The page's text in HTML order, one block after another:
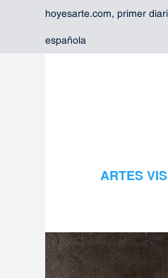
hoyesarte.com, primer
española
ARTES